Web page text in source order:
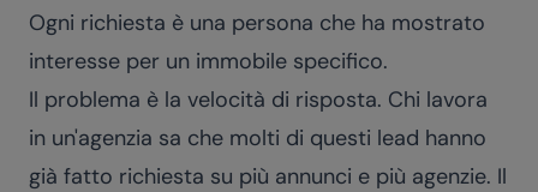
Ogni richiesta è una persona che ha mostrato
interesse per un immobile specifico.
Il problema è la velocità di risposta. Chi lavora
in un'agenzia sa che molti di questi lead hanno
già fatto richiesta su più annunci e più agenzie. Il